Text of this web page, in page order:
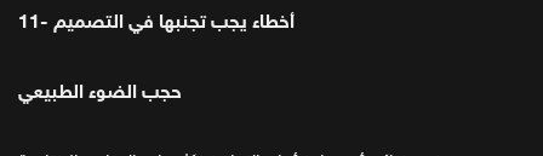
11- أخطاء يجب تجنبها في التصميم
حجب الضوء الطبيعي